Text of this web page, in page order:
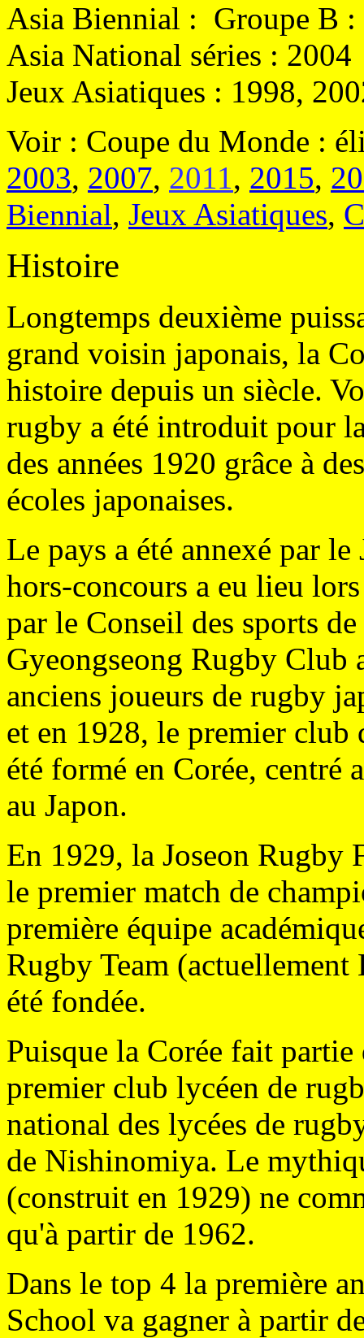
Asia Biennial : Groupe B :
Asia National séries : 2004
Jeux Asiatiques : 1998,
Voir : Coupe du Monde :
2003, 2007, 2011, 2015,
Biennial, Jeux Asiatiques,
Histoire
Longtemps deuxième
grand voisin japonais, la
histoire depuis un siècle.
rugby a été introduit pour
des années 1920 grâce à
écoles japonaises.
Le pays a été annexé par
hors-concours a eu lieu
par le Conseil des sports
Gyeongseong Rugby Club
anciens joueurs de rugby
et en 1928, le premier club
été formé en Corée, centré
au Japon.
En 1929, la Joseon Rugby
le premier match de
première équipe
Rugby Team
été fondée.
Puisque la Corée fait
premier club lycéen de
national des lycées de
de Nishinomiya. Le
(construit en 1929) ne
qu'à partir de 1962.
Dans le top 4 la première
School va gagner à partir